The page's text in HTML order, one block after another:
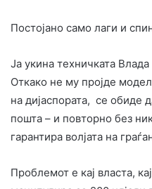
Постојано само лаги и
Ја укина техничката
Откако не му пројде
на дијаспората, се обиде
пошта – и повторно без
гарантира волјата на
Проблемот е кај власта,